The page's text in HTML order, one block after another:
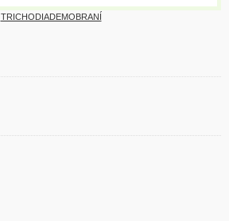
TRICHODIADEMOBRANÍ